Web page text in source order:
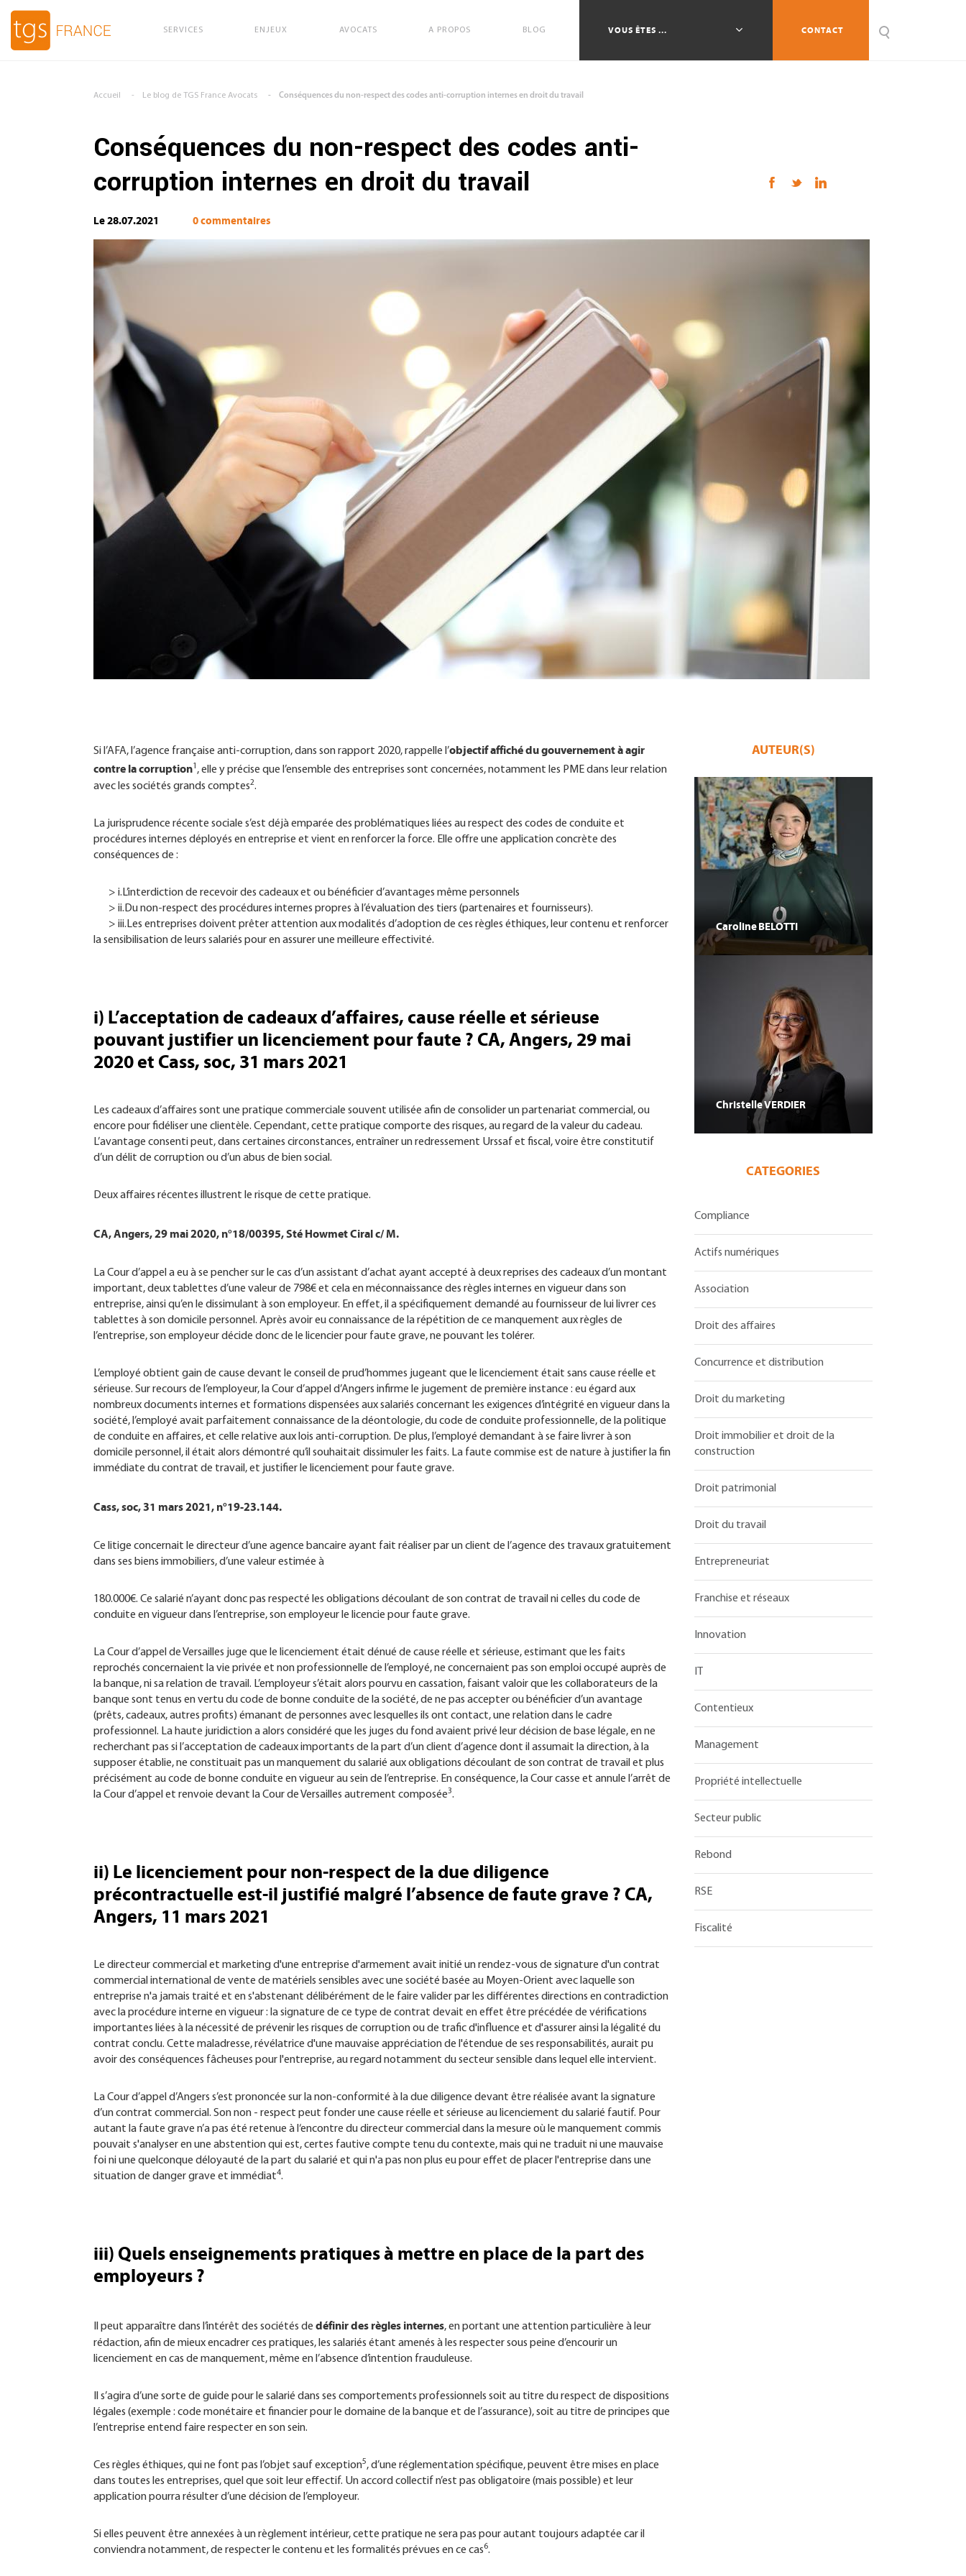
SERVICES ENJEUX AVOCATS A PROPOS BLOG VOUS ÊTES ... CONTACT
Accueil Le blog de TGS France Avocats Conséquences du non-respect des codes anti-corruption internes en droit du travail
Conséquences du non-respect des codes anti-
corruption internes en droit du travail
Le 28.07.2021 0 commentaires
Si l’AFA, l’agence française anti-corruption, dans son rapport 2020, rappelle l’objectif affiché du gouvernement à agir
contre la corruption1 , elle y précise que l’ensemble des entreprises sont concernées, notamment les PME dans leur relation
avec les sociétés grands comptes2.
La jurisprudence récente sociale s’est déjà emparée des problématiques liées au respect des codes de conduite et
procédures internes déployés en entreprise et vient en renforcer la force. Elle offre une application concrète des
conséquences de :
> i.L’interdiction de recevoir des cadeaux et ou bénéficier d’avantages même personnels
> ​ii.Du non-respect des procédures internes propres à l’évaluation des tiers (partenaires et fournisseurs).
> iii.Les entreprises doivent prêter attention aux modalités d’adoption de ces règles éthiques, leur contenu et renforcer
la sensibilisation de leurs salariés pour en assurer une meilleure effectivité.
i) L’acceptation de cadeaux d’affaires, cause réelle et sérieuse
pouvant justifier un licenciement pour faute ? CA, Angers, 29 mai
2020 et Cass, soc, 31 mars 2021
Les cadeaux d’affaires sont une pratique commerciale souvent utilisée afin de consolider un partenariat commercial, ou
encore pour fidéliser une clientèle. Cependant, cette pratique comporte des risques, au regard de la valeur du cadeau.
L’avantage consenti peut, dans certaines circonstances, entraîner un redressement Urssaf et fiscal, voire être constitutif
d’un délit de corruption ou d’un abus de bien social.
Deux affaires récentes illustrent le risque de cette pratique.
CA, Angers, 29 mai 2020, n°18/00395, Sté Howmet Ciral c/ M.
La Cour d’appel a eu à se pencher sur le cas d’un assistant d’achat ayant accepté à deux reprises des cadeaux d’un montant
important, deux tablettes d’une valeur de 798€ et cela en méconnaissance des règles internes en vigueur dans son
entreprise, ainsi qu’en le dissimulant à son employeur. En effet, il a spécifiquement demandé au fournisseur de lui livrer ces
tablettes à son domicile personnel. Après avoir eu connaissance de la répétition de ce manquement aux règles de
l’entreprise, son employeur décide donc de le licencier pour faute grave, ne pouvant les tolérer.
L’employé obtient gain de cause devant le conseil de prud’hommes jugeant que le licenciement était sans cause réelle et
sérieuse. Sur recours de l’employeur, la Cour d’appel d’Angers infirme le jugement de première instance : eu égard aux
nombreux documents internes et formations dispensées aux salariés concernant les exigences d’intégrité en vigueur dans la
société, l’employé avait parfaitement connaissance de la déontologie, du code de conduite professionnelle, de la politique
de conduite en affaires, et celle relative aux lois anti-corruption. De plus, l’employé demandant à se faire livrer à son
domicile personnel, il était alors démontré qu’il souhaitait dissimuler les faits. La faute commise est de nature à justifier la fin
immédiate du contrat de travail, et justifier le licenciement pour faute grave.
Cass, soc, 31 mars 2021, n°19-23.144.
Ce litige concernait le directeur d’une agence bancaire ayant fait réaliser par un client de l’agence des travaux gratuitement
dans ses biens immobiliers, d’une valeur estimée à
180.000€. Ce salarié n’ayant donc pas respecté les obligations découlant de son contrat de travail ni celles du code de
conduite en vigueur dans l’entreprise, son employeur le licencie pour faute grave.
La Cour d’appel de Versailles juge que le licenciement était dénué de cause réelle et sérieuse, estimant que les faits
reprochés concernaient la vie privée et non professionnelle de l’employé, ne concernaient pas son emploi occupé auprès de
la banque, ni sa relation de travail. L’employeur s’était alors pourvu en cassation, faisant valoir que les collaborateurs de la
banque sont tenus en vertu du code de bonne conduite de la société, de ne pas accepter ou bénéficier d’un avantage
(prêts, cadeaux, autres profits) émanant de personnes avec lesquelles ils ont contact, une relation dans le cadre
professionnel. La haute juridiction a alors considéré que les juges du fond avaient privé leur décision de base légale, en ne
recherchant pas si l’acceptation de cadeaux importants de la part d’un client d’agence dont il assumait la direction, à la
supposer établie, ne constituait pas un manquement du salarié aux obligations découlant de son contrat de travail et plus
précisément au code de bonne conduite en vigueur au sein de l’entreprise. En conséquence, la Cour casse et annule l’arrêt de
la Cour d’appel et renvoie devant la Cour de Versailles autrement composée3.
ii) Le licenciement pour non-respect de la due diligence
précontractuelle est-il justifié malgré l’absence de faute grave ? CA,
Angers, 11 mars 2021
Le directeur commercial et marketing d'une entreprise d'armement avait initié un rendez-vous de signature d'un contrat
commercial international de vente de matériels sensibles avec une société basée au Moyen-Orient avec laquelle son
entreprise n'a jamais traité et en s'abstenant délibérément de le faire valider par les différentes directions en contradiction
avec la procédure interne en vigueur : la signature de ce type de contrat devait en effet être précédée de vérifications
importantes liées à la nécessité de prévenir les risques de corruption ou de trafic d'influence et d'assurer ainsi la légalité du
contrat conclu. Cette maladresse, révélatrice d'une mauvaise appréciation de l'étendue de ses responsabilités, aurait pu
avoir des conséquences fâcheuses pour l'entreprise, au regard notamment du secteur sensible dans lequel elle intervient.
La Cour d’appel d’Angers s’est prononcée sur la non-conformité à la due diligence devant être réalisée avant la signature
d’un contrat commercial. Son non - respect peut fonder une cause réelle et sérieuse au licenciement du salarié fautif. Pour
autant la faute grave n’a pas été retenue à l‘encontre du directeur commercial dans la mesure où le manquement commis
pouvait s'analyser en une abstention qui est, certes fautive compte tenu du contexte, mais qui ne traduit ni une mauvaise
foi ni une quelconque déloyauté de la part du salarié et qui n'a pas non plus eu pour effet de placer l'entreprise dans une
situation de danger grave et immédiat4.
iii) Quels enseignements pratiques à mettre en place de la part des
employeurs ?
Il peut apparaître dans l’intérêt des sociétés de définir des règles internes, en portant une attention particulière à leur
rédaction, afin de mieux encadrer ces pratiques, les salariés étant amenés à les respecter sous peine d’encourir un
licenciement en cas de manquement, même en l’absence d’intention frauduleuse.
Il s’agira d’une sorte de guide pour le salarié dans ses comportements professionnels soit au titre du respect de dispositions
légales (exemple : code monétaire et financier pour le domaine de la banque et de l’assurance), soit au titre de principes que
l’entreprise entend faire respecter en son sein.
Ces règles éthiques, qui ne font pas l’objet sauf exception5, d’une réglementation spécifique, peuvent être mises en place
dans toutes les entreprises, quel que soit leur effectif. Un accord collectif n’est pas obligatoire (mais possible) et leur
application pourra résulter d’une décision de l’employeur.
Si elles peuvent être annexées à un règlement intérieur, cette pratique ne sera pas pour autant toujours adaptée car il
conviendra notamment, de respecter le contenu et les formalités prévues en ce cas6.
AUTEUR(S)
Caroline BELOTTI
ChristelleVERDIER
CATEGORIES
Compliance
Actifs numériques
Association
Droit des affaires
Concurrence et distribution
Droit du marketing
Droit immobilier et droit de la
construction
Droit patrimonial
Droit du travail
Entrepreneuriat
Franchise et réseaux
Innovation
Contentieux
Management
Propriété intellectuelle
Secteur public
Rebond
RSE
Fiscalité